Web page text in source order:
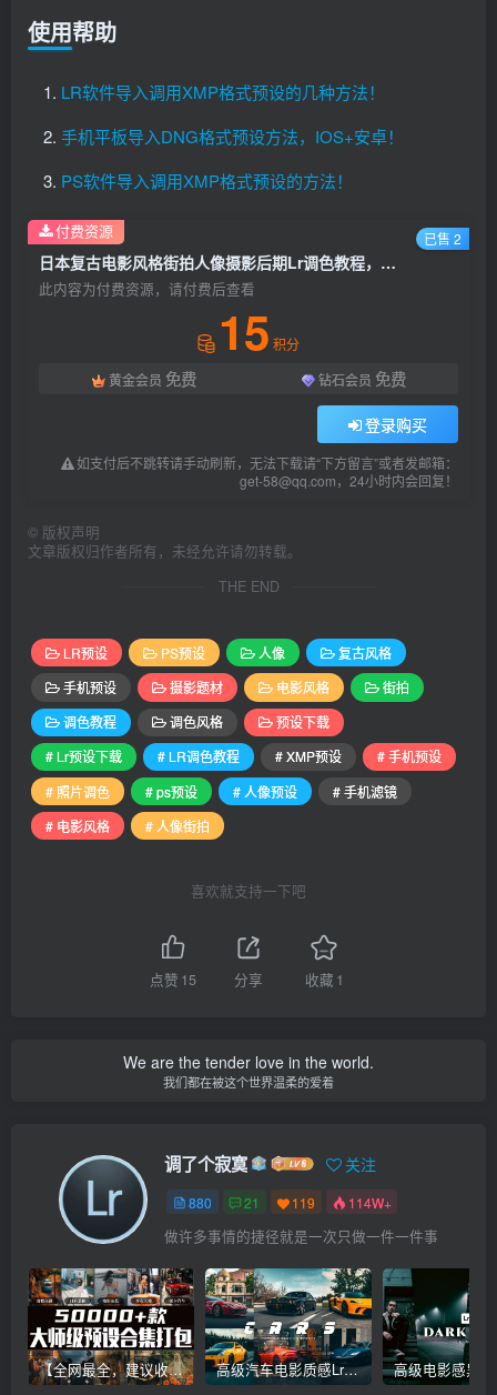
使用帮助
LR软件导入调用XMP格式预设的几种方法！
手机平板导入DNG格式预设方法，IOS+安卓！
PS软件导入调用XMP格式预设的方法！
日本复古电影风格街拍人像摄影后期Lr调色教程，手机滤镜PS+Lightroom预设下载！
此内容为付费资源，请付费后查看
15 积分
黄金会员 免费 钻石会员 免费
登录购买
如支付后不跳转请手动刷新，无法下载请“下方留言”或者发邮箱：
get-58@qq.com，24小时内会回复！
付费资源 已售 2
© 版权声明
文章版权归作者所有，未经允许请勿转载。
THE END
LR预设 PS预设 人像
复古风格
手机预设
摄影题材 电影风格
街拍
调色教程
调色风格
预设下载
# Lr预设下载
# LR调色教程 # XMP预设
# 手机预设
# 照片调色
# ps预设 # 人像预设
# 手机滤镜
# 电影风格
# 人像街拍
喜欢就支持一下吧
点赞 15 分享 收藏 1
We are the tender love in the world.
我们都在被这个世界温柔的爱着
调了个寂寞 关注
880 21 119 114W+
做许多事情的捷径就是一次只做一件一件事
【全网最全，建议收藏】5万多款Lr顶级调色预设合集，精心整理，分类清晰，摄影师调色师必备素材，够用一辈子！ 高级汽车电影质感Lr调色教程，手机滤镜PS+Lightroom预设下载！